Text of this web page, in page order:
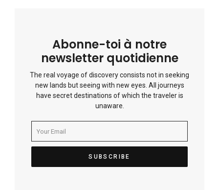
Abonne-toi à notre
newsletter quotidienne
The real voyage of discovery consists not in seeking
new lands but seeing with new eyes. All journeys
have secret destinations of which the traveler is
unaware.